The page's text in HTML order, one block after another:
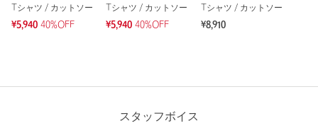
Tシャツ / カットソー
¥5,940 40%OFF
Tシャツ / カットソー
¥5,940 40%OFF
Tシャツ / カットソー
¥8,910
スタッフボイス